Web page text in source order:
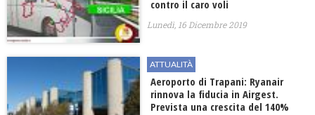
contro il caro voli
Lunedì, 16 Dicembre 2019
ATTUALITÀ
Aeroporto di Trapani: Ryanair
rinnova la fiducia in Airgest.
Prevista una crescita del 140%